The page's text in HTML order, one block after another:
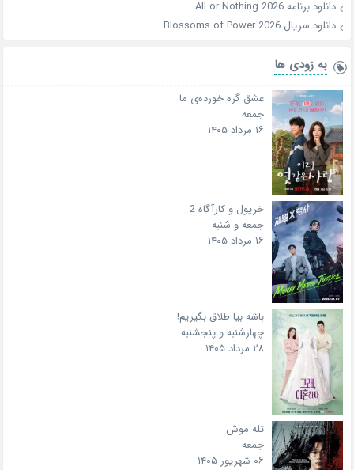
دانلود برنامه All or Nothing 2026
دانلود سریال Blossoms of Power 2026
به زودی ها
عشق گره خورده‌ی ما
جمعه
۱۶ مرداد ۱۴۰۵
خرپول و کارآگاه 2
جمعه و شنبه
۱۶ مرداد ۱۴۰۵
باشه بیا طلاق بگیریم!
چهارشنبه و پنجشنبه
۲۸ مرداد ۱۴۰۵
تله موش
جمعه
۰۶ شهریور ۱۴۰۵